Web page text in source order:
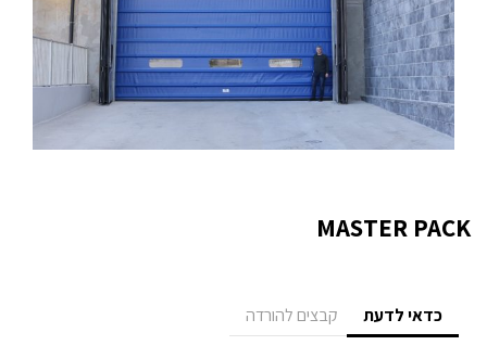
MASTER PACK
כדאי לדעת קבצים להורדה